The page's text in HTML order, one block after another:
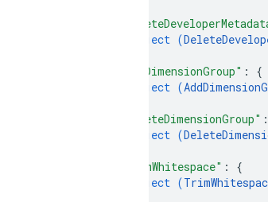
object (
"addDimensionGroup" : {
object (
"deleteDimensionGroup" :
object (
"trimWhitespace" : {
object (